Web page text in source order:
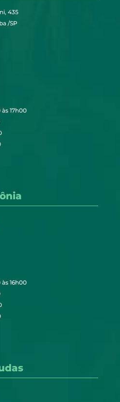
435
/SP
17h00
16h00